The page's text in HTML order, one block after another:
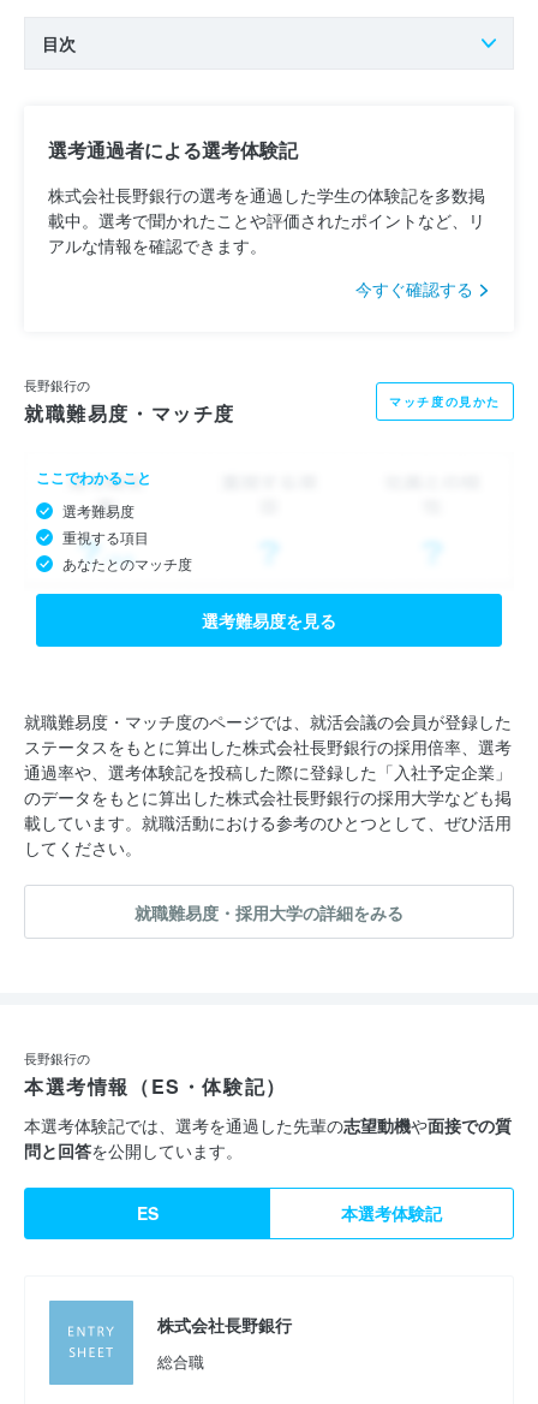
目次
選考通過者による選考体験記
株式会社長野銀行の選考を通過した学生の体験記を多数掲
載中。選考で聞かれたことや評価されたポイントなど、リ
アルな情報を確認できます。
今すぐ確認する
長野銀行の
就職難易度・マッチ度 マッチ度の見かた
ここでわかること
選考難易度
重視する項目
あなたとのマッチ度
選考難易度を見る
就職難易度・マッチ度のページでは、就活会議の会員が登録した
ステータスをもとに算出した株式会社長野銀行の採用倍率、選考
通過率や、選考体験記を投稿した際に登録した「入社予定企業」
のデータをもとに算出した株式会社長野銀行の採用大学なども掲
載しています。就職活動における参考のひとつとして、ぜひ活用
してください。
就職難易度・採用大学の詳細をみる
長野銀行の
本選考情報（ES・体験記）
本選考体験記では、選考を通過した先輩の志望動機や面接での質
問と回答を公開しています。
ES 本選考体験記
株式会社長野銀行
総合職